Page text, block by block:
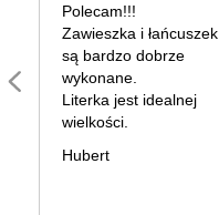
Polecam!!!
Zawieszka i łańcuszek
są bardzo dobrze
wykonane.
Literka jest idealnej
wielkości.
Hubert